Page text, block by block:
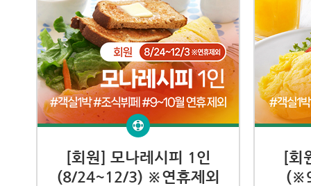
[회원] 모나레시피 1인
(8/24~12/3) ※연휴제외
[회